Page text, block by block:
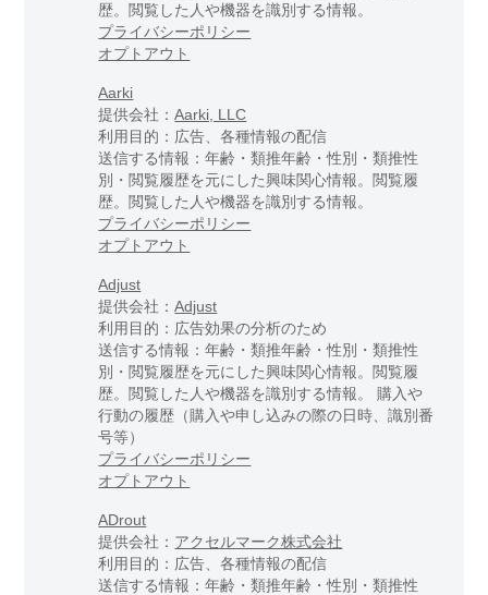
歴。閲覧した人や機器を識別する情報。
プライバシーポリシー
オプトアウト
Aarki
提供会社：Aarki, LLC
利用目的：広告、各種情報の配信
送信する情報：年齢・類推年齢・性別・類推性
別・閲覧履歴を元にした興味関心情報。閲覧履
歴。閲覧した人や機器を識別する情報。
プライバシーポリシー
オプトアウト
Adjust
提供会社：Adjust
利用目的：広告効果の分析のため
送信する情報：年齢・類推年齢・性別・類推性
別・閲覧履歴を元にした興味関心情報。閲覧履
歴。閲覧した人や機器を識別する情報。 購入や
行動の履歴（購入や申し込みの際の日時、識別番
号等）
プライバシーポリシー
オプトアウト
ADrout
提供会社： アクセルマーク株式会社
利用目的：広告、各種情報の配信
送信する情報：年齢・類推年齢・性別・類推性